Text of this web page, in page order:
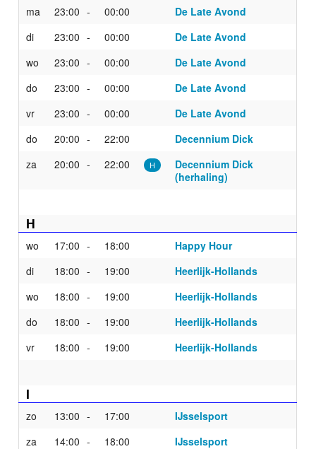
ma
23:00 00:00
De Late Avond
di
23:00 00:00
De Late Avond
wo
23:00 00:00
De Late Avond
do
23:00 00:00
De Late Avond
vr
23:00 00:00
De Late Avond
do
20:00 22:00
Decennium Dick
za
20:00 22:00 H
Decennium Dick
(herhaling)
H
wo 17:00 18:00
Happy Hour
di
18:00 19:00
Heerlijk-Hollands
wo
18:00 19:00
Heerlijk-Hollands
do
18:00 19:00
Heerlijk-Hollands
vr
18:00 19:00 Heerlijk-Hollands
I
zo 13:00 17:00
IJsselsport
za
14:00 18:00 IJsselsport